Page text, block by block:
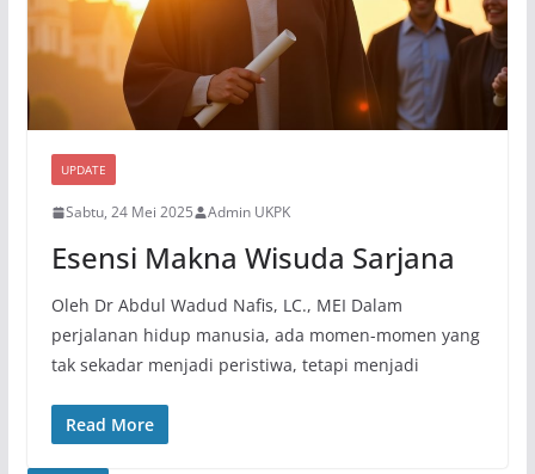
UPDATE
Sabtu, 24 Mei 2025 Admin UKPK
Esensi Makna Wisuda Sarjana
Oleh Dr Abdul Wadud Nafis, LC., MEI Dalam
perjalanan hidup manusia, ada momen-momen yang
tak sekadar menjadi peristiwa, tetapi menjadi
Read More